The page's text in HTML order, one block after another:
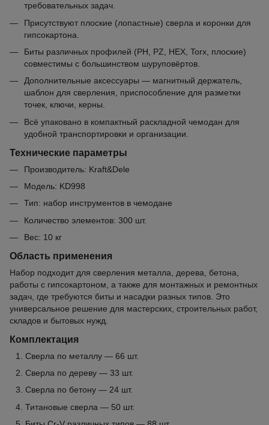
требовательных задач.
Присутствуют плоские (лопастные) сверла и коронки для
гипсокартона.
Биты различных профилей (PH, PZ, HEX, Torx, плоские)
совместимы с большинством шуруповёртов.
Дополнительные аксессуары — магнитный держатель,
шаблон для сверления, приспособление для разметки
точек, ключи, керны.
Всё упаковано в компактный раскладной чемодан для
удобной транспортировки и организации.
Технические параметры
Производитель: Kraft&Dele
Модель: KD998
Тип: набор инструментов в чемодане
Количество элементов: 300 шт.
Вес: 10 кг
Область применения
Набор подходит для сверления металла, дерева, бетона,
работы с гипсокартоном, а также для монтажных и ремонтных
задач, где требуются биты и насадки разных типов. Это
универсальное решение для мастерских, строительных работ,
складов и бытовых нужд.
Комплектация
Сверла по металлу — 66 шт.
Сверла по дереву — 33 шт.
Сверла по бетону — 24 шт.
Титановые сверла — 50 шт.